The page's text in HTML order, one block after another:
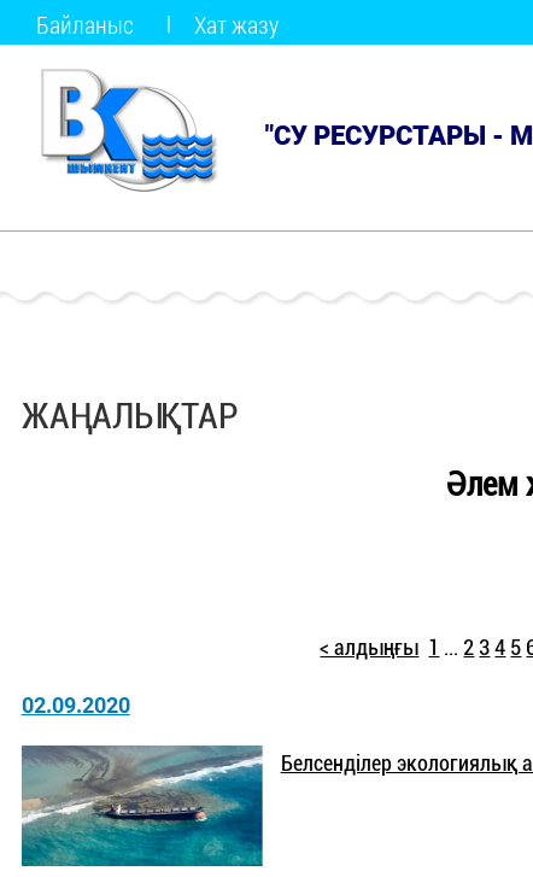
Байланыс Хат жазу
"СУ РЕСУРСТАРЫ -
ЖАҢАЛЫҚТАР
Әлем
< алдыңғы 1 ... 2 3 4 5
02.09.2020
Белсенділер экологиялық